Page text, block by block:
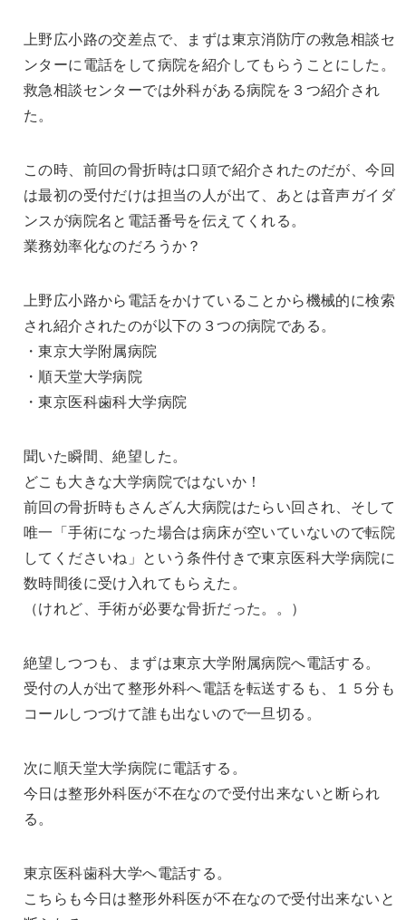
上野広小路の交差点で、まずは東京消防庁の救急相談セ
ンターに電話をして病院を紹介してもらうことにした。
救急相談センターでは外科がある病院を３つ紹介され
た。
この時、前回の骨折時は口頭で紹介されたのだが、今回
は最初の受付だけは担当の人が出て、あとは音声ガイダ
ンスが病院名と電話番号を伝えてくれる。
業務効率化なのだろうか？
上野広小路から電話をかけていることから機械的に検索
され紹介されたのが以下の３つの病院である。
・東京大学附属病院
・順天堂大学病院
・東京医科歯科大学病院
聞いた瞬間、絶望した。
どこも大きな大学病院ではないか！
前回の骨折時もさんざん大病院はたらい回され、そして
唯一「手術になった場合は病床が空いていないので転院
してくださいね」という条件付きで東京医科大学病院に
数時間後に受け入れてもらえた。
（けれど、手術が必要な骨折だった。。）
絶望しつつも、まずは東京大学附属病院へ電話する。
受付の人が出て整形外科へ電話を転送するも、１５分も
コールしつづけて誰も出ないので一旦切る。
次に順天堂大学病院に電話する。
今日は整形外科医が不在なので受付出来ないと断られ
る。
東京医科歯科大学へ電話する。
こちらも今日は整形外科医が不在なので受付出来ないと